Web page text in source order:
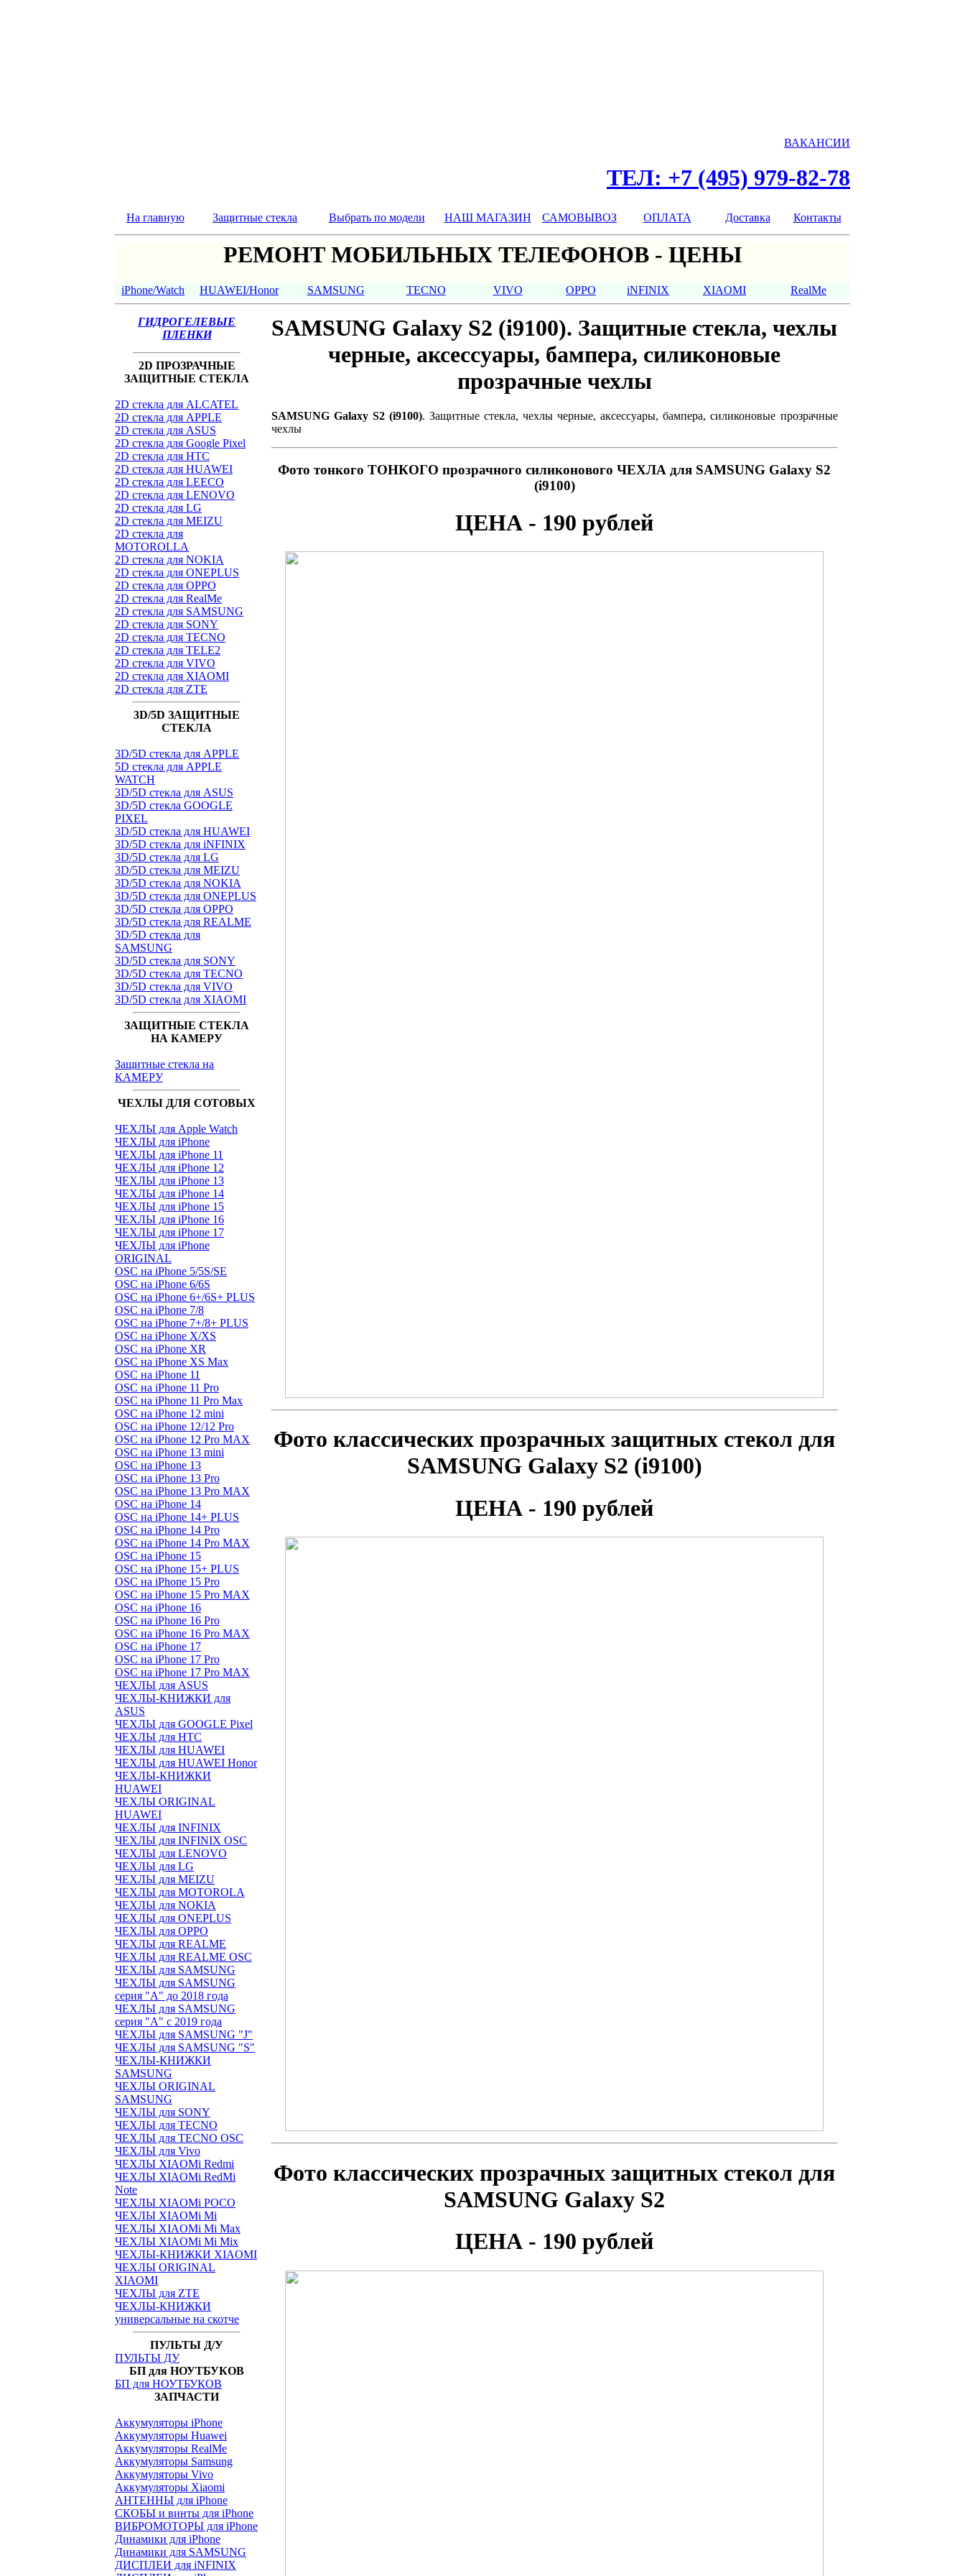
ВАКАНСИИ
ТЕЛ: +7 (495) 979-82-78
На главную Защитные стекла Выбрать по модели НАШ МАГАЗИН САМОВЫВОЗ ОПЛАТА Доставка Контакты
РЕМОНТ МОБИЛЬНЫХ ТЕЛЕФОНОВ - ЦЕНЫ
iPhone/Watch HUAWEI/Honor SAMSUNG TECNO VIVO OPPO iNFINIX XIAOMI RealMe
ГИДРОГЕЛЕВЫЕ
ПЛЕНКИ
2D ПРОЗРАЧНЫЕ
ЗАЩИТНЫЕ СТЕКЛА
2D стекла для ALCATEL
2D стекла для APPLE
2D стекла для ASUS
2D стекла для Google Pixel
2D стекла для HTC
2D стекла для HUAWEI
2D стекла для LEECO
2D стекла для LENOVO
2D стекла для LG
2D стекла для MEIZU
2D стекла для
MOTOROLLA
2D стекла для NOKIA
2D стекла для ONEPLUS
2D стекла для OPPO
2D стекла для RealMe
2D стекла для SAMSUNG
2D стекла для SONY
2D стекла для TECNO
2D стекла для TELE2
2D стекла для VIVO
2D стекла для XIAOMI
2D стекла для ZTE
3D/5D ЗАЩИТНЫЕ
СТЕКЛА
3D/5D стекла для APPLE
5D стекла для APPLE
WATCH
3D/5D стекла для ASUS
3D/5D стекла GOOGLE
PIXEL
3D/5D стекла для HUAWEI
3D/5D стекла для iNFINIX
3D/5D стекла для LG
3D/5D стекла для MEIZU
3D/5D стекла для NOKIA
3D/5D стекла для ONEPLUS
3D/5D стекла для OPPO
3D/5D стекла для REALME
3D/5D стекла для
SAMSUNG
3D/5D стекла для SONY
3D/5D стекла для TECNO
3D/5D стекла для VIVO
3D/5D стекла для XIAOMI
ЗАЩИТНЫЕ СТЕКЛА
НА КАМЕРУ
Защитные стекла на
КАМЕРУ
ЧЕХЛЫ ДЛЯ СОТОВЫХ
ЧЕХЛЫ для Apple Watch
ЧЕХЛЫ для iPhone
ЧЕХЛЫ для iPhone 11
ЧЕХЛЫ для iPhone 12
ЧЕХЛЫ для iPhone 13
ЧЕХЛЫ для iPhone 14
ЧЕХЛЫ для iPhone 15
ЧЕХЛЫ для iPhone 16
ЧЕХЛЫ для iPhone 17
ЧЕХЛЫ для iPhone
ORIGINAL
OSC на iPhone 5/5S/SE
OSC на iPhone 6/6S
OSC на iPhone 6+/6S+ PLUS
OSC на iPhone 7/8
OSC на iPhone 7+/8+ PLUS
OSC на iPhone X/XS
OSC на iPhone XR
OSC на iPhone XS Max
OSC на iPhone 11
OSC на iPhone 11 Pro
OSC на iPhone 11 Pro Max
OSC на iPhone 12 mini
OSC на iPhone 12/12 Pro
OSC на iPhone 12 Pro MAX
OSC на iPhone 13 mini
OSC на iPhone 13
OSC на iPhone 13 Pro
OSC на iPhone 13 Pro MAX
OSC на iPhone 14
OSC на iPhone 14+ PLUS
OSC на iPhone 14 Pro
OSC на iPhone 14 Pro MAX
OSC на iPhone 15
OSC на iPhone 15+ PLUS
OSC на iPhone 15 Pro
OSC на iPhone 15 Pro MAX
OSC на iPhone 16
OSC на iPhone 16 Pro
OSC на iPhone 16 Pro MAX
OSC на iPhone 17
OSC на iPhone 17 Pro
OSC на iPhone 17 Pro MAX
ЧЕХЛЫ для ASUS
ЧЕХЛЫ-КНИЖКИ для
ASUS
ЧЕХЛЫ для GOOGLE Pixel
ЧЕХЛЫ для HTC
ЧЕХЛЫ для HUAWEI
ЧЕХЛЫ для HUAWEI Honor
ЧЕХЛЫ-КНИЖКИ
HUAWEI
ЧЕХЛЫ ORIGINAL
HUAWEI
ЧЕХЛЫ для INFINIX
ЧЕХЛЫ для INFINIX OSC
ЧЕХЛЫ для LENOVO
ЧЕХЛЫ для LG
ЧЕХЛЫ для MEIZU
ЧЕХЛЫ для MOTOROLA
ЧЕХЛЫ для NOKIA
ЧЕХЛЫ для ONEPLUS
ЧЕХЛЫ для OPPO
ЧЕХЛЫ для REALME
ЧЕХЛЫ для REALME OSC
ЧЕХЛЫ для SAMSUNG
ЧЕХЛЫ для SAMSUNG
серия "A" до 2018 года
ЧЕХЛЫ для SAMSUNG
серия "A" с 2019 года
ЧЕХЛЫ для SAMSUNG "J"
ЧЕХЛЫ для SAMSUNG "S"
ЧЕХЛЫ-КНИЖКИ
SAMSUNG
ЧЕХЛЫ ORIGINAL
SAMSUNG
ЧЕХЛЫ для SONY
ЧЕХЛЫ для TECNO
ЧЕХЛЫ для TECNO OSC
ЧЕХЛЫ для Vivo
ЧЕХЛЫ XIAOMi Redmi
ЧЕХЛЫ XIAOMi RedMi
Note
ЧЕХЛЫ XIAOMi POCO
ЧЕХЛЫ XIAOMi Mi
ЧЕХЛЫ XIAOMi Mi Max
ЧЕХЛЫ XIAOMi Mi Mix
ЧЕХЛЫ-КНИЖКИ XIAOMI
ЧЕХЛЫ ORIGINAL
XIAOMI
ЧЕХЛЫ для ZTE
ЧЕХЛЫ-КНИЖКИ
универсальные на скотче
ПУЛЬТЫ Д/У
ПУЛЬТЫ ДУ
БП для НОУТБУКОВ
БП для НОУТБУКОВ
ЗАПЧАСТИ
Аккумуляторы iPhone
Аккумуляторы Huawei
Аккумуляторы RealMe
Аккумуляторы Samsung
Аккумуляторы Vivo
Аккумуляторы Xiaomi
АНТЕННЫ для iPhone
СКОБЫ и винты для iPhone
ВИБРОМОТОРЫ для iPhone
Динамики для iPhone
Динамики для SAMSUNG
ДИСПЛЕИ для iNFINIX
SAMSUNG Galaxy S2 (i9100). Защитные стекла, чехлы
черные, аксессуары, бампера, силиконовые
прозрачные чехлы
SAMSUNG Galaxy S2 (i9100). Защитные стекла, чехлы черные, аксессуары, бампера, силиконовые прозрачные
чехлы
Фото тонкого ТОНКОГО прозрачного силиконового ЧЕХЛА для SAMSUNG Galaxy S2
(i9100)
ЦЕНА - 190 рублей
Фото классических прозрачных защитных стекол для
SAMSUNG Galaxy S2 (i9100)
ЦЕНА - 190 рублей
Фото классических прозрачных защитных стекол для
SAMSUNG Galaxy S2
ЦЕНА - 190 рублей